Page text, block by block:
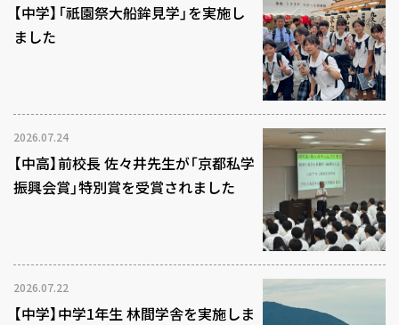
【中学】「祇園祭大船鉾見学」を実施し
ました
2026.07.24
【中高】前校長 佐々井先生が「京都私学
振興会賞」特別賞を受賞されました
2026.07.22
【中学】中学1年生 林間学舎を実施しま